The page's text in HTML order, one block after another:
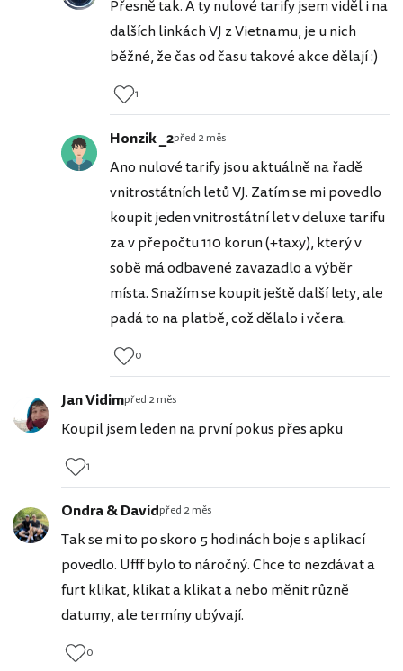
Přesně tak. A ty nulové tarify jsem viděl i na
dalších linkách VJ z Vietnamu, je u nich
běžné, že čas od času takové akce dělají :)
1
Honzik _2před 2 měs
Ano nulové tarify jsou aktuálně na řadě
vnitrostátních letů VJ. Zatím se mi povedlo
koupit jeden vnitrostátní let v deluxe tarifu
za v přepočtu 110 korun (+taxy), který v
sobě má odbavené zavazadlo a výběr
místa. Snažím se koupit ještě další lety, ale
padá to na platbě, což dělalo i včera.
0
Jan Vidimpřed 2 měs
Koupil jsem leden na první pokus přes apku
1
Ondra & Davidpřed 2 měs
Tak se mi to po skoro 5 hodinách boje s aplikací
povedlo. Ufff bylo to náročný. Chce to nezdávat a
furt klikat, klikat a klikat a nebo měnit různě
datumy, ale termíny ubývají.
0